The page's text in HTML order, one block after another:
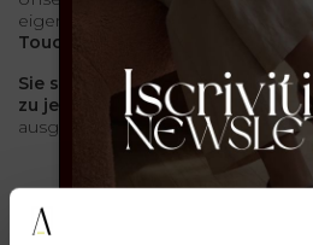
eigens entwickelt, um Ihren Looks
Touch
Sie sind schick, made in Italy
zu jedem Anlass: von förmlichen
ausgelassenen Partys!
UNSERE BESTSELLER